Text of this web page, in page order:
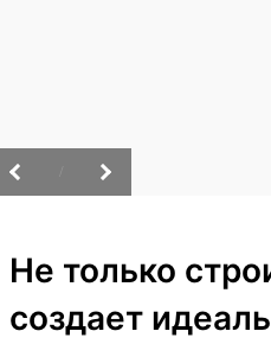
Не только
создает